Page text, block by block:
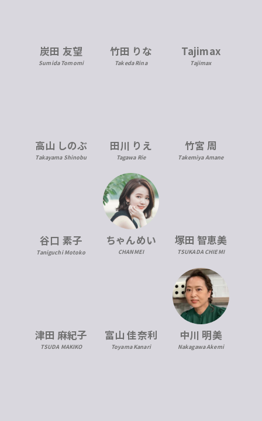
炭田 友望
Sumida Tomomi
竹田 りな
Takeda Rina
Tajimax
Tajimax
高山 しのぶ
Takayama Shinobu
田川 りえ
Tagawa Rie
竹宮 周
Takemiya Amane
谷口 素子
Taniguchi Motoko
ちゃんめい
CHANMEI
塚田 智恵美
TSUKADA CHIEMI
津田 麻紀子
TSUDA MAKIKO
富山 佳奈利
Toyama Kanari
中川 明美
Nakagawa Akemi